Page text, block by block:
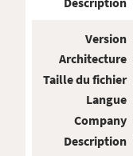
Version
Architecture
Taille du fichier
Langue
Company
Description